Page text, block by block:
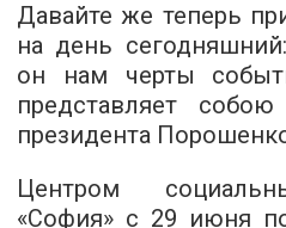
Давайте же теперь
на день
он нам черты
представляет
президента
Центром
«София» с 29 июня